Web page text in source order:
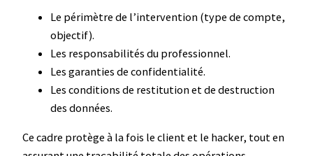
Le périmètre de l’intervention (type de compte,
objectif).
Les responsabilités du professionnel.
Les garanties de confidentialité.
Les conditions de restitution et de destruction
des données.
Ce cadre protège à la fois le client et le hacker, tout en